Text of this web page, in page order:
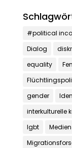
#political
Dialog
equality
gender
interkulturelle
lgbt
Medien